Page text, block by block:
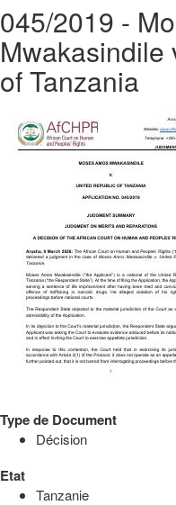
045/2019 -
Mwakasindile
of Tanzania
Type de Document
Décision
Etat
Tanzanie